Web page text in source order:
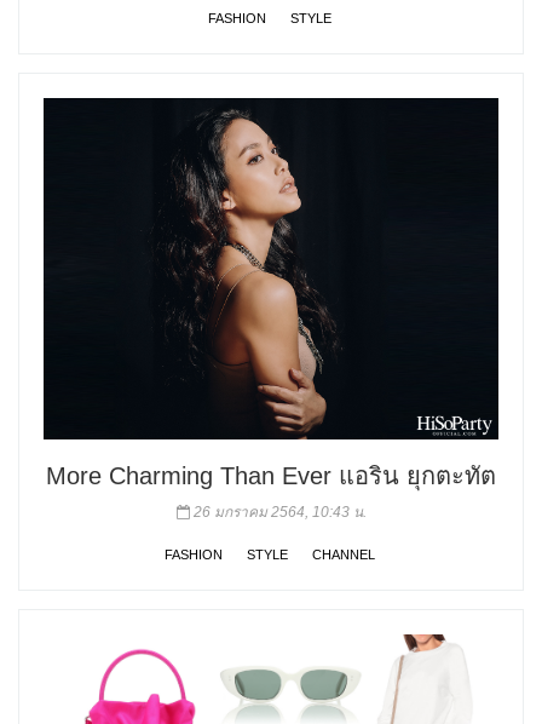
FASHION STYLE
More Charming Than Ever แอริน ยุกตะทัต
26 มกราคม 2564, 10:43 น.
FASHION STYLE CHANNEL